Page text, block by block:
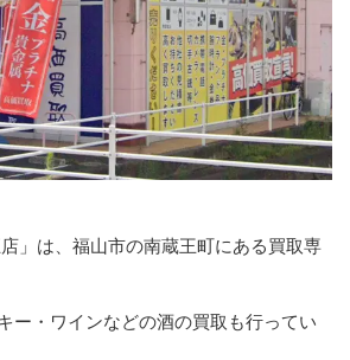
店」は、福山市の南蔵王町にある買取専
ー・ワインなどの酒の買取も行ってい